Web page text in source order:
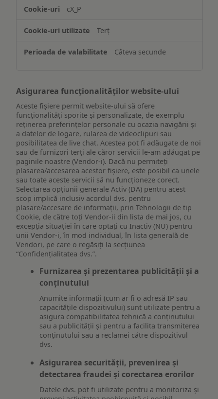
informațiilor
pe
dispozitiv
cX_P
Terț
Câteva secunde
Asigurarea funcționalităților website-ului
Aceste fișiere permit website-ului să ofere
funcționalități sporite și personalizate, de exemplu
reţinerea preferinţelor personale cu ocazia navigării și
a datelor de logare, rularea de videoclipuri sau
posibilitatea de live chat. Acestea pot fi adăugate de noi
sau de furnizori terți ale căror servicii le-am adăugat pe
paginile noastre (Vendor-i). Dacă nu permiteți
plasarea/accesarea acestor fișiere, este posibil ca unele
sau toate aceste servicii să nu funcționeze corect.
Selectarea opțiunii generale Activ (DA) pentru acest
scop implică inclusiv acordul dvs. pentru
plasare/accesare de informații, prin Tehnologii de tip
Cookie, de către toți Vendor-ii din lista de mai jos, cu
excepția situației în care optați cu Inactiv (NU) pentru
unii Vendor-i, în mod individual, în lista generală de
Vendori, pe care o regăsiți la secțiunea
“Confidențialitatea dvs.”.
Furnizarea și prezentarea publicității și a
conținutului
Anumite informații (cum ar fi o adresă IP sau
capacitățile dispozitivului) sunt utilizate pentru a
asigura compatibilitatea tehnică a conținutului
sau a publicității și pentru a facilita transmiterea
conținutului sau a reclamei către dispozitivul
dvs.
Asigurarea securității, prevenirea și
detectarea fraudei și corectarea erorilor
Datele dvs. pot fi utilizate pentru a monitoriza și